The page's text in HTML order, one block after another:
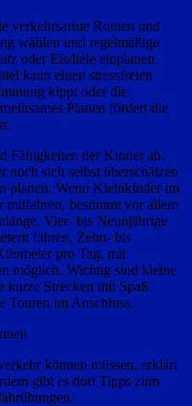
verkehrsarme Routen und
wählen und regelmäßige
oder Eisdiele einplanen.
kann einen stressfreien
kippt oder die
Planen fördert die
Fähigkeiten der Kinder ab.
sich selbst überschätzen
planen. Wenn Kleinkinder im
mitfahren, bestimmt vor allem
Vier- bis Neunjährige
fahren, Zehn- bis
pro Tag, mit
möglich. Wichtig sind kleine
kurze Strecken mit Spaß
Touren im Anschluss.
können müssen, erklärt
gibt es dort Tipps zum